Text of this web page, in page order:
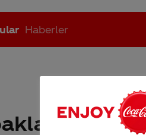
Haberler
mı Yani ... Coca-Cola'nın
neden